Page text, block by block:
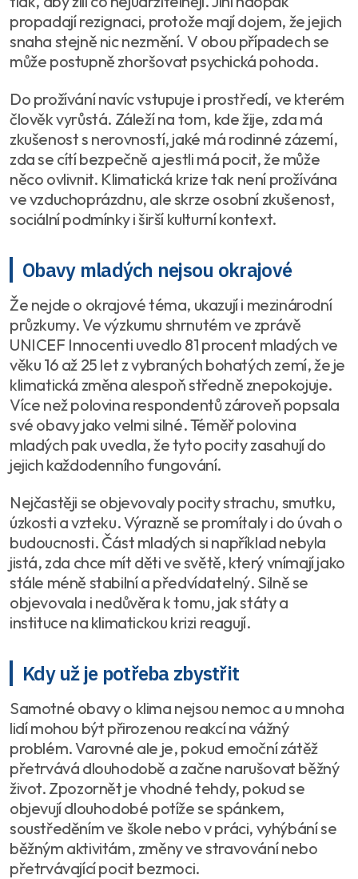
propadají rezignaci, protože mají dojem, že jejich
snaha stejně nic nezmění. V obou případech se
může postupně zhoršovat psychická pohoda.
Do prožívání navíc vstupuje i prostředí, ve kterém
člověk vyrůstá. Záleží na tom, kde žije, zda má
zkušenost s nerovností, jaké má rodinné zázemí,
zda se cítí bezpečně a jestli má pocit, že může
něco ovlivnit. Klimatická krize tak není prožívána
ve vzduchoprázdnu, ale skrze osobní zkušenost,
sociální podmínky i širší kulturní kontext.
Obavy mladých nejsou okrajové
Že nejde o okrajové téma, ukazují i mezinárodní
průzkumy. Ve výzkumu shrnutém ve zprávě
UNICEF Innocenti uvedlo 81 procent mladých ve
věku 16 až 25 let z vybraných bohatých zemí, že je
klimatická změna alespoň středně znepokojuje.
Více než polovina respondentů zároveň popsala
své obavy jako velmi silné. Téměř polovina
mladých pak uvedla, že tyto pocity zasahují do
jejich každodenního fungování.
Nejčastěji se objevovaly pocity strachu, smutku,
úzkosti a vzteku. Výrazně se promítaly i do úvah o
budoucnosti. Část mladých si například nebyla
jistá, zda chce mít děti ve světě, který vnímají jako
stále méně stabilní a předvídatelný. Silně se
objevovala i nedůvěra k tomu, jak státy a
instituce na klimatickou krizi reagují.
Kdy už je potřeba zbystřit
Samotné obavy o klima nejsou nemoc a u mnoha
lidí mohou být přirozenou reakcí na vážný
problém. Varovné ale je, pokud emoční zátěž
přetrvává dlouhodobě a začne narušovat běžný
život. Zpozornět je vhodné tehdy, pokud se
objevují dlouhodobé potíže se spánkem,
soustředěním ve škole nebo v práci, vyhýbání se
běžným aktivitám, změny ve stravování nebo
přetrvávající pocit bezmoci.